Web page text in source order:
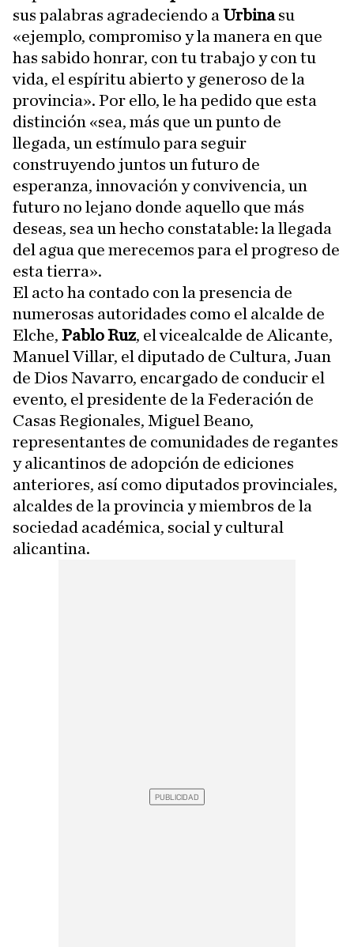
sus palabras agradeciendo a Urbinasu
«ejemplo, compromiso y la manera en que
has sabido honrar, con tu trabajo y con tu
vida, el espíritu abierto y generoso de la
provincia». Por ello, le ha pedido que esta
distinción «sea, más que un punto de
llegada, un estímulo para seguir
construyendo juntos un futuro de
esperanza, innovación y convivencia, un
futuro no lejano donde aquello que más
deseas, sea un hecho constatable: la llegada
del agua que merecemos para el progreso de
esta tierra».
El acto ha contado con la presencia de
numerosas autoridades como el alcalde de
Elche, Pablo Ruz, el vicealcalde de Alicante,
Manuel Villar, el diputado de Cultura, Juan
de Dios Navarro, encargado de conducir el
evento, el presidente de la Federación de
Casas Regionales, Miguel Beano,
representantes de comunidades de regantes
y alicantinos de adopción de ediciones
anteriores, así como diputados provinciales,
alcaldes de la provincia y miembros de la
sociedad académica, social y cultural
alicantina.